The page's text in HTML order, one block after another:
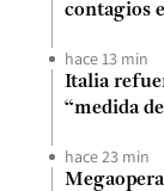
contagios
hace 13 min
Italia
“medida
hace 23 min